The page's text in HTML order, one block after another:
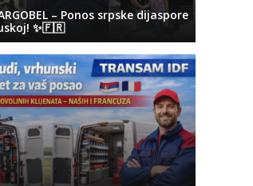
– Ponos srpske dijaspore
✨🇫🇷